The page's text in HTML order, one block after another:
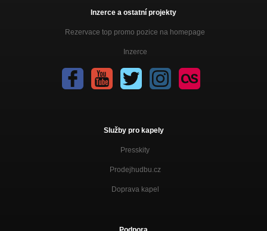
Inzerce a ostatní projekty
Rezervace top promo pozice na homepage
Inzerce
Služby pro kapely
Presskity
Prodejhudbu.cz
Doprava kapel